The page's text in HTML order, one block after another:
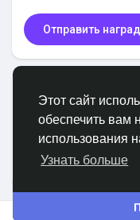
Этот сайт
обеспечить вам
использования
Узнать больше
Мои
Избранные
Популярные
Отправить
Обновить до PRO
Обновить